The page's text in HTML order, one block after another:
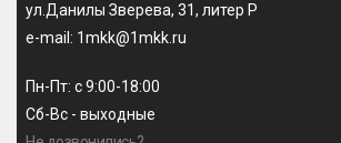
ул.Данилы Зверева, 31, литер Р
e-mail: 1mkk@1mkk.ru
Пн-Пт: с 9:00-18:00
Сб-Вс - выходные